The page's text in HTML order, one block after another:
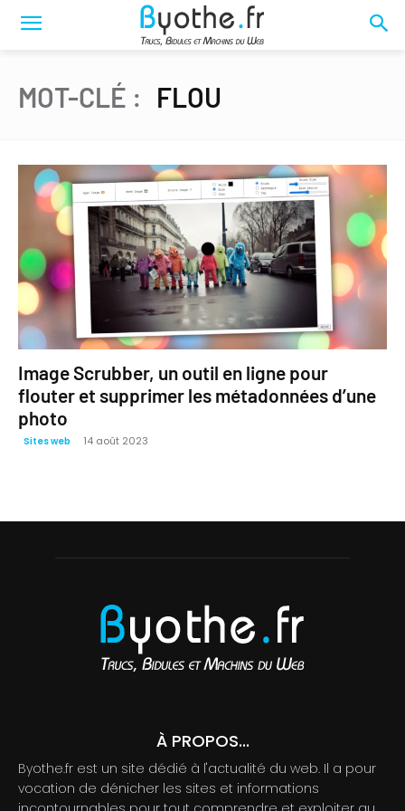
MOT-CLÉ : FLOU
Image Scrubber, un outil en ligne pour
flouter et supprimer les métadonnées d’une
photo
Sites web 14 août 2023
À PROPOS...
Byothe.fr est un site dédié à l'actualité du web. Il a pour
vocation de dénicher les sites et informations